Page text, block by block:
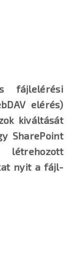
fájlelérési
elérés)
kiváltását
SharePoint
nyit a fájl-